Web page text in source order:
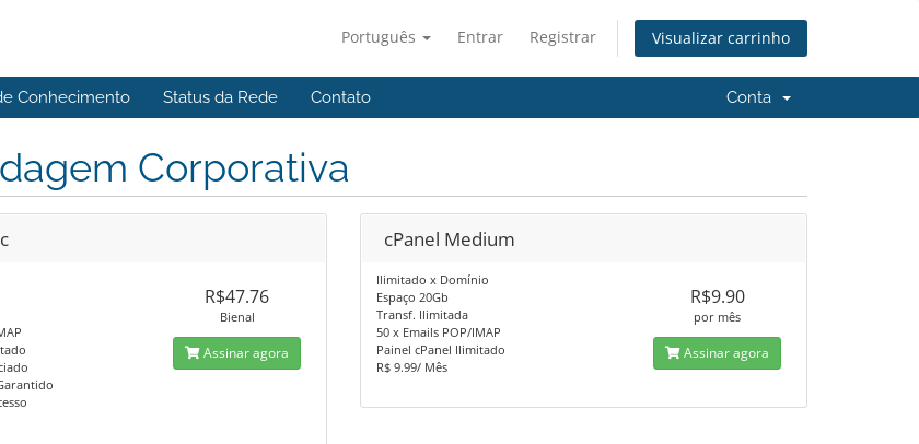
Português Entrar Registrar Visualizar carrinho
Conhecimento Status da Rede Contato Conta
Corporativa
R$47.76
Bienal
Assinar agora
cPanel Medium
Ilimitado x Domínio
Espaço 20Gb
Transf. Ilimitada
50 x Emails POP/IMAP
Painel cPanel Ilimitado
R$ 9.99/ Mês
R$9.90
por mês
Assinar agora